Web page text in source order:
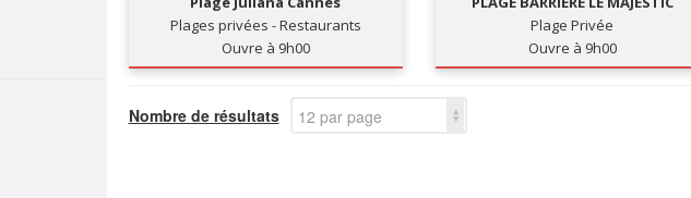
Plages privées - Restaurants
Ouvre à 9h00
Plage Privée
Ouvre à 9h00
Nombre de résultats 12 par page